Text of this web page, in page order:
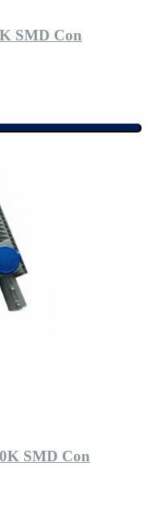
SMD Con
SMD Con